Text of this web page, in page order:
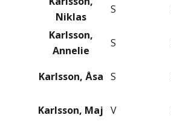
Niklas
S
Karlsson,
Annelie
S
Karlsson, Åsa S
Karlsson, Maj V